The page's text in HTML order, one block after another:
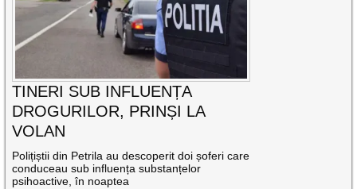
TINERI SUB INFLUENȚA
DROGURILOR, PRINȘI LA
VOLAN
Polițiștii din Petrila au descoperit doi șoferi care
conduceau sub influența substanțelor
psihoactive, în noaptea